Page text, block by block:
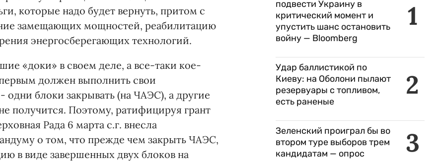
которые надо будет вернуть, притом с
замещающих мощностей, реабилитацию
энергосберегающих технологий.
«доки» в своем деле, а все-таки кое-
должен выполнить свои
одни блоки закрывать (на ЧАЭС), а другие
получится. Поэтому, ратифицируя грант
Рада 6 марта с.г. внесла
о том, что прежде чем закрыть ЧАЭС,
в виде завершенных двух блоков на
1
подвести Украину в
критический момент и
упустить шанс остановить
войну — Bloomberg
2
Удар баллистикой по
Киеву: на Оболони пылают
резервуары с топливом,
есть раненые
3
Зеленский проиграл бы во
втором туре выборов трем
кандидатам — опрос